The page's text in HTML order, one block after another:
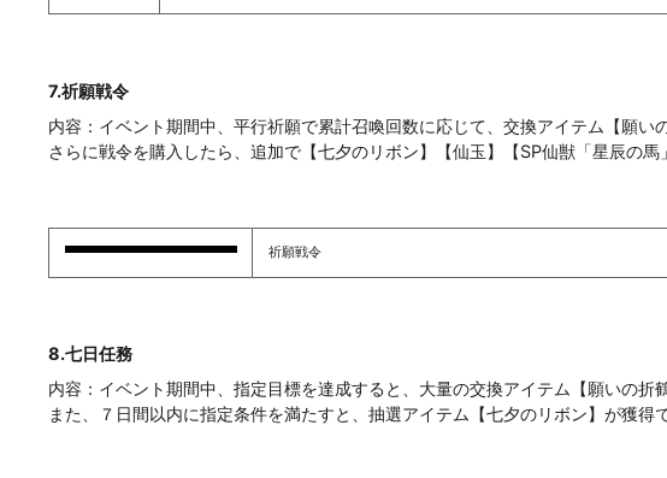
7.祈願戦令
内容：イベント期間中、平行祈願で累計召喚回数に応じて、交換アイテム【願い
さらに戦令を購入したら、追加で【七夕のリボン】【仙玉】【SP仙獣「星辰
祈願戦令
8.七日任務
内容：イベント期間中、指定目標を達成すると、大量の交換アイテム【願いの折
また、７日間以内に指定条件を満たすと、抽選アイテム【七夕のリボン】が獲得